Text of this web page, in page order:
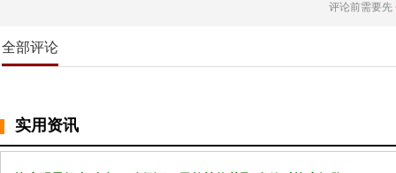
评论前需要先
全部评论
实用资讯